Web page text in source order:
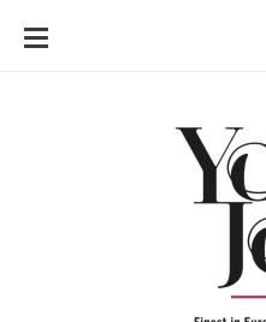
SKIP